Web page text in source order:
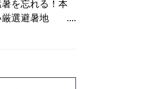
暑を忘れる！本
選避暑地